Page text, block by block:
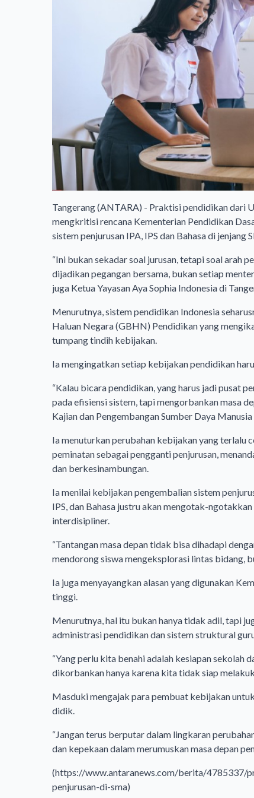
Tangerang (ANTARA) - Praktisi pendidikan dari
mengkritisi rencana Kementerian Pendidikan
sistem penjurusan IPA, IPS dan Bahasa di jenjang
“Ini bukan sekadar soal jurusan, tetapi soal arah
dijadikan pegangan bersama, bukan setiap
juga Ketua Yayasan Aya Sophia Indonesia di
Menurutnya, sistem pendidikan Indonesia
Haluan Negara (GBHN) Pendidikan yang
tumpang tindih kebijakan.
Ia mengingatkan setiap kebijakan pendidikan
“Kalau bicara pendidikan, yang harus jadi pusat
pada efisiensi sistem, tapi mengorbankan masa
Kajian dan Pengembangan Sumber Daya
Ia menuturkan perubahan kebijakan yang terlalu
peminatan sebagai pengganti penjurusan,
dan berkesinambungan.
Ia menilai kebijakan pengembalian sistem
IPS, dan Bahasa justru akan mengotak-
interdisipliner.
“Tantangan masa depan tidak bisa dihadapi
mendorong siswa mengeksplorasi lintas bidang,
Ia juga menyayangkan alasan yang digunakan
tinggi.
Menurutnya, hal itu bukan hanya tidak adil, tapi
administrasi pendidikan dan sistem struktural
“Yang perlu kita benahi adalah kesiapan sekolah
dikorbankan hanya karena kita tidak siap
Masduki mengajak para pembuat kebijakan
didik.
“Jangan terus berputar dalam lingkaran
dan kepekaan dalam merumuskan masa depan
(https://www.antaranews.com/berita/4785337/
penjurusan-di-sma)